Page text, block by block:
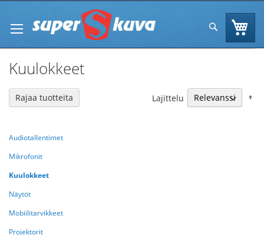
Content
Hae
Kuulokkeet
Lajittelu
Audiotallentimet
Mikrofonit
Kuulokkeet
Näytöt
Mobiilitarvikkeet
Projektorit
Rajaa tuotteita